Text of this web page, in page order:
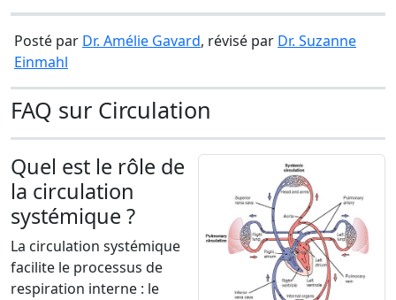
Posté par Dr. Amélie Gavard, révisé par Dr. Suzanne
Einmahl
FAQ sur Circulation
Quel est le rôle de
la circulation
systémique ?
La circulation systémique
facilite le processus de
respiration interne : le